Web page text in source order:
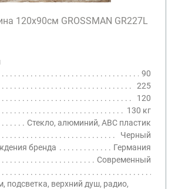
120х90см GROSSMAN GR227L
90
225
120
130 кг
Стекло, алюминий, ABC пластик
Черный
бренда
Германия
Современный
подсветка, верхний душ, радио,